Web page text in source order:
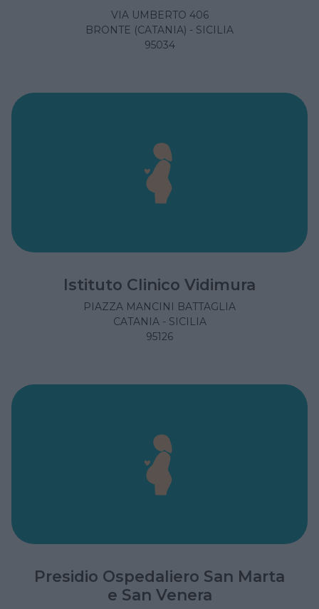
VIA UMBERTO 406
BRONTE (CATANIA) - SICILIA
95034
Istituto Clinico Vidimura
PIAZZA MANCINI BATTAGLIA
CATANIA - SICILIA
95126
Presidio Ospedaliero San Marta
e San Venera